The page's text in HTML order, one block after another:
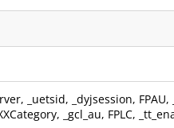
, _uetsid, _dyjsession, FPAU,
, _gcl_au, FPLC,